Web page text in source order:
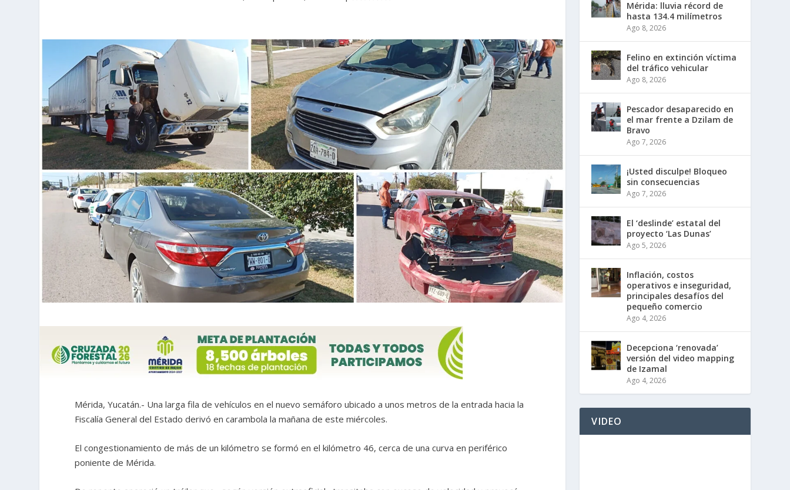
Mérida, Yucatán.- Una larga fila de vehículos en el nuevo semáforo ubicado a unos metros de la entrada hacia la
Fiscalía General del Estado derivó en carambola la mañana de este miércoles.
El congestionamiento de más de un kilómetro se formó en el kilómetro 46, cerca de una curva en periférico
poniente de Mérida.
Mérida: lluvia récord de
hasta 134.4 milímetros
Ago 8, 2026
Felino en extinción víctima
del tráfico vehicular
Ago 8, 2026
Pescador desaparecido en
el mar frente a Dzilam de
Bravo
Ago 7, 2026
¡Usted disculpe! Bloqueo
sin consecuencias
Ago 7, 2026
El ‘deslinde’ estatal del
proyecto ‘Las Dunas’
Ago 5, 2026
Inflación, costos
operativos e inseguridad,
principales desafíos del
pequeño comercio
Ago 4, 2026
Decepciona ‘renovada’
versión del video mapping
de Izamal
Ago 4, 2026
VIDEO